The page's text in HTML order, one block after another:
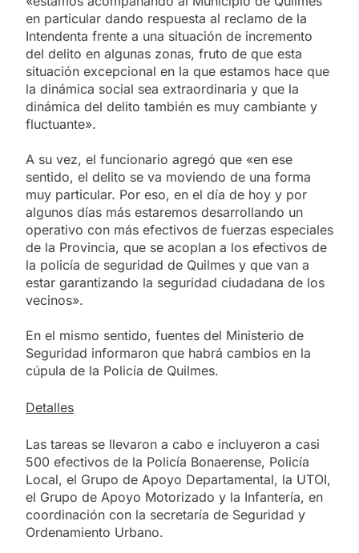
en particular dando respuesta al reclamo de la
Intendenta frente a una situación de incremento
del delito en algunas zonas, fruto de que esta
situación excepcional en la que estamos hace que
la dinámica social sea extraordinaria y que la
dinámica del delito también es muy cambiante y
fluctuante».
A su vez, el funcionario agregó que «en ese
sentido, el delito se va moviendo de una forma
muy particular. Por eso, en el día de hoy y por
algunos días más estaremos desarrollando un
operativo con más efectivos de fuerzas especiales
de la Provincia, que se acoplan a los efectivos de
la policía de seguridad de Quilmes y que van a
estar garantizando la seguridad ciudadana de los
vecinos».
En el mismo sentido, fuentes del Ministerio de
Seguridad informaron que habrá cambios en la
cúpula de la Policía de Quilmes.
Detalles
Las tareas se llevaron a cabo e incluyeron a casi
500 efectivos de la Policía Bonaerense, Policía
Local, el Grupo de Apoyo Departamental, la UTOI,
el Grupo de Apoyo Motorizado y la Infantería, en
coordinación con la secretaría de Seguridad y
Ordenamiento Urbano.